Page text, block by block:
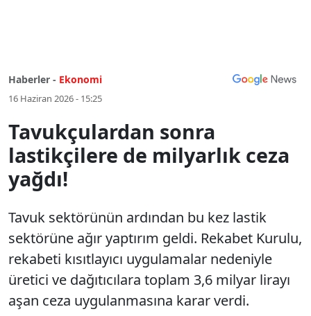
Haberler - Ekonomi
16 Haziran 2026 - 15:25
Tavukçulardan sonra
lastikçilere de milyarlık ceza
yağdı!
Tavuk sektörünün ardından bu kez lastik
sektörüne ağır yaptırım geldi. Rekabet Kurulu,
rekabeti kısıtlayıcı uygulamalar nedeniyle
üretici ve dağıtıcılara toplam 3,6 milyar lirayı
aşan ceza uygulanmasına karar verdi.